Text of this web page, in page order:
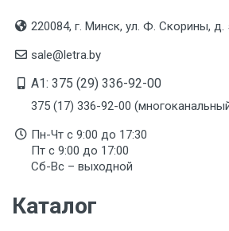
3 года
Срок службы
Указан на упаковке / в паспорте
Указана на упаковке / в паспорте
Срок годности
220084, г. Минск, ул. Ф. Скорины, д.
sale@letra.by
A1: 375 (29) 336-92-00
375 (17) 336-92-00
Пн-Чт с 9:00 до 17:30
Пт с 9:00 до 17:00
Сб-Вс – выходной
Каталог